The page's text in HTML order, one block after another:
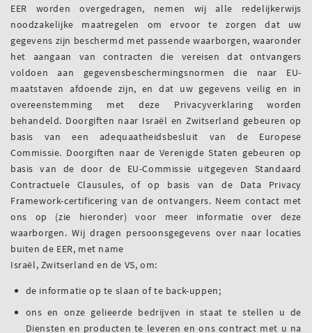
EER worden overgedragen, nemen wij alle redelijkerwijs
noodzakelijke maatregelen om ervoor te zorgen dat uw
gegevens zijn beschermd met passende waarborgen, waaronder
het aangaan van contracten die vereisen dat ontvangers
voldoen aan gegevensbeschermingsnormen die naar EU-
maatstaven afdoende zijn, en dat uw gegevens veilig en in
overeenstemming met deze Privacyverklaring worden
behandeld. Doorgiften naar Israël en Zwitserland gebeuren op
basis van een adequaatheidsbesluit van de Europese
Commissie. Doorgiften naar de Verenigde Staten gebeuren op
basis van de door de EU-Commissie uitgegeven Standaard
Contractuele Clausules, of op basis van de Data Privacy
Framework-certificering van de ontvangers. Neem contact met
ons op (zie hieronder) voor meer informatie over deze
waarborgen. Wij dragen persoonsgegevens over naar locaties
buiten de EER, met name
Israël, Zwitserland en de VS, om:
de informatie op te slaan of te back-uppen;
ons en onze gelieerde bedrijven in staat te stellen u de
Diensten en producten te leveren en ons contract met u na